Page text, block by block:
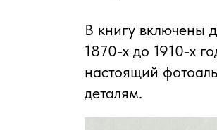
В книгу включены
1870-х до 1910-х
настоящий
деталям.